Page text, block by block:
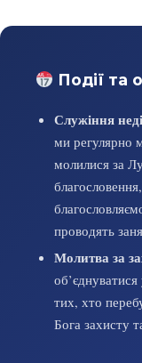
Події та
Служіння
ми регулярно
молилися за
проводять
Молитва за
тих, хто
Бога захисту